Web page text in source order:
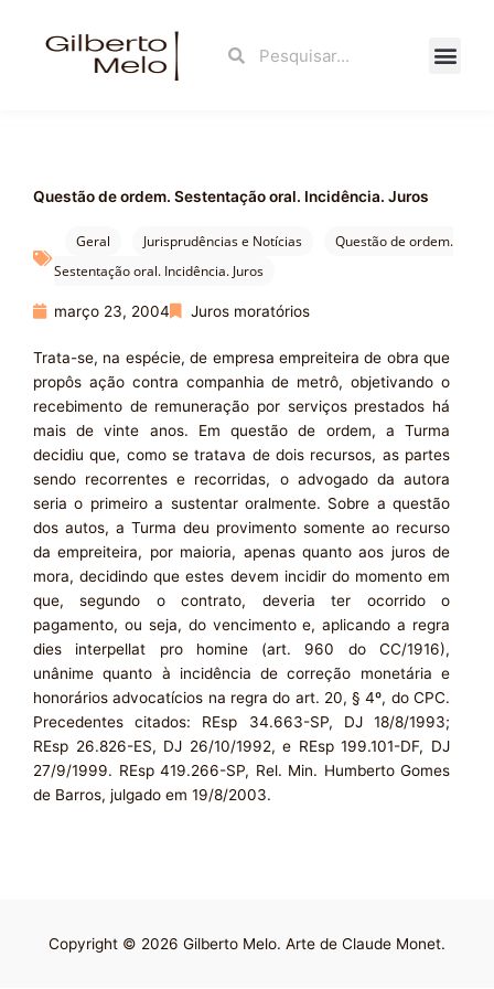
Search
Questão de ordem. Sestentação oral. Incidência. Juros
Geral Jurisprudências e Notícias
Questão de ordem.
Sestentação oral. Incidência. Juros
março 23, 2004 Juros moratórios
Trata-se, na espécie, de empresa empreiteira de obra que
propôs ação contra companhia de metrô, objetivando o
recebimento de remuneração por serviços prestados há
mais de vinte anos. Em questão de ordem, a Turma
decidiu que, como se tratava de dois recursos, as partes
sendo recorrentes e recorridas, o advogado da autora
seria o primeiro a sustentar oralmente. Sobre a questão
dos autos, a Turma deu provimento somente ao recurso
da empreiteira, por maioria, apenas quanto aos juros de
mora, decidindo que estes devem incidir do momento em
que, segundo o contrato, deveria ter ocorrido o
pagamento, ou seja, do vencimento e, aplicando a regra
dies interpellat pro homine (art. 960 do CC/1916),
unânime quanto à incidência de correção monetária e
honorários advocatícios na regra do art. 20, § 4º, do CPC.
Precedentes citados: REsp 34.663-SP, DJ 18/8/1993;
REsp 26.826-ES, DJ 26/10/1992, e REsp 199.101-DF, DJ
27/9/1999. REsp 419.266-SP, Rel. Min. Humberto Gomes
de Barros, julgado em 19/8/2003.
Copyright © 2026 Gilberto Melo. Arte de Claude Monet.